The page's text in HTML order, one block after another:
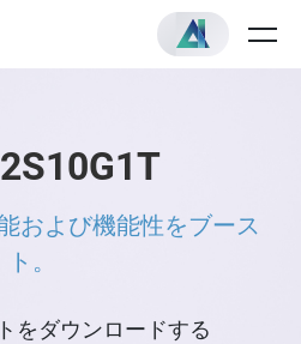
および機能性をブース
ト。
をダウンロードする